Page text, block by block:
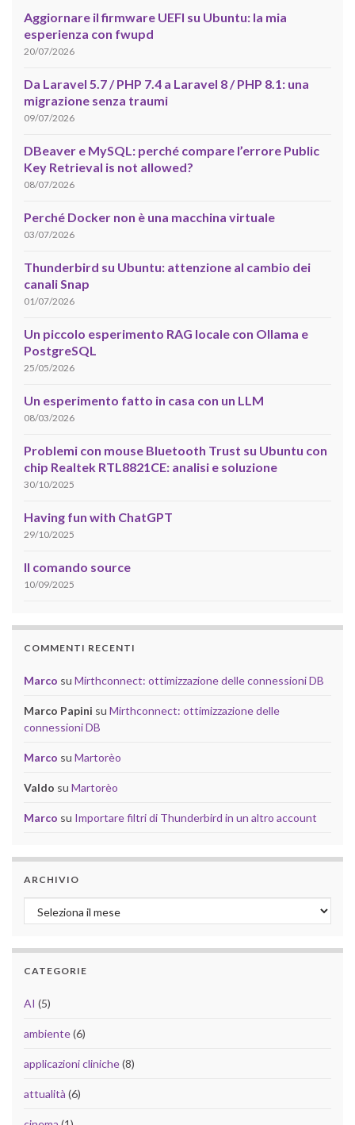
Aggiornare il firmware UEFI su Ubuntu: la mia
esperienza con fwupd
20/07/2026
Da Laravel 5.7 / PHP 7.4 a Laravel 8 / PHP 8.1: una
migrazione senza traumi
09/07/2026
DBeaver e MySQL: perché compare l’errore Public
Key Retrieval is not allowed?
08/07/2026
Perché Docker non è una macchina virtuale
03/07/2026
Thunderbird su Ubuntu: attenzione al cambio dei
canali Snap
01/07/2026
Un piccolo esperimento RAG locale con Ollama e
PostgreSQL
25/05/2026
Un esperimento fatto in casa con un LLM
08/03/2026
Problemi con mouse Bluetooth Trust su Ubuntu con
chip Realtek RTL8821CE: analisi e soluzione
30/10/2025
Having fun with ChatGPT
29/10/2025
Il comando source
10/09/2025
COMMENTI RECENTI
Marco su Mirthconnect: ottimizzazione delle connessioni DB
Marco Papini su Mirthconnect: ottimizzazione delle
connessioni DB
Marco su Martorèo
Valdo su Martorèo
Marco su Importare filtri di Thunderbird in un altro account
ARCHIVIO
Archivio
CATEGORIE
AI (5)
ambiente(6)
applicazioni cliniche(8)
attualità (6)